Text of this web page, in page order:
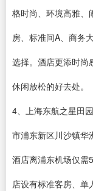
格时尚、环境高雅、
房、标准间A、商务
选择。酒店更添时尚
休闲放松的好去处。
4、上海东航之星田
市浦东新区川沙镇华
酒店离浦东机场仅需
店设有标准客房、单